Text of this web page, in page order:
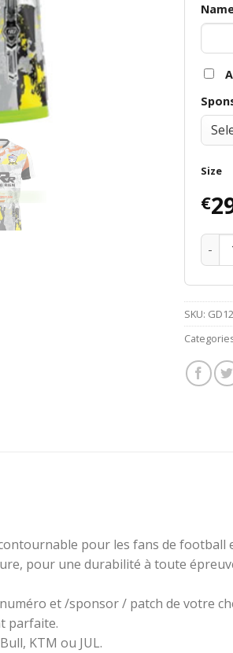
Size
€
SKU:
pour les fans de football
pour une durabilité à toute
et /sponsor / patch de votre
parfaite.
KTM ou JUL.